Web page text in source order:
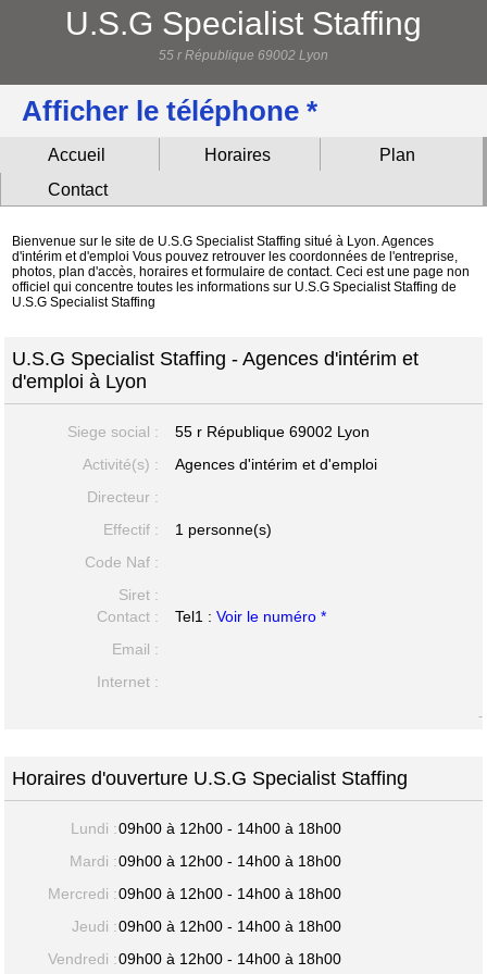
U.S.G Specialist Staffing
55 r République 69002 Lyon
Afficher le téléphone *
Accueil Horaires
Plan
Contact
Bienvenue sur le site de U.S.G Specialist Staffing situé à Lyon. Agences
d'intérim et d'emploi Vous pouvez retrouver les coordonnées de l'entreprise,
photos, plan d'accès, horaires et formulaire de contact. Ceci est une page non
officiel qui concentre toutes les informations sur U.S.G Specialist Staffing de
U.S.G Specialist Staffing
U.S.G Specialist Staffing - Agences d'intérim et
d'emploi à Lyon
Siege social : 55 r République69002 Lyon
Activité(s) :
Agences d'intérim et d'emploi
Directeur :
Effectif :
1 personne(s)
Code Naf :
Siret :
Contact :
Tel1 :Voir le numéro *
Email :
Internet :
-
Horaires d'ouverture U.S.G Specialist Staffing
Lundi :09h00 à 12h00 - 14h00 à 18h00
Mardi :09h00 à 12h00 - 14h00 à 18h00
Mercredi :09h00 à 12h00 - 14h00 à 18h00
Jeudi :09h00 à 12h00 - 14h00 à 18h00
Vendredi :09h00 à 12h00 - 14h00 à 18h00